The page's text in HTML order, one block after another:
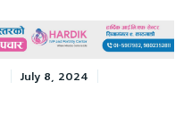
July 8, 2024